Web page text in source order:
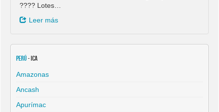
???? Lotes…
Leer más
Perú- Ica
Amazonas
Ancash
Apurímac